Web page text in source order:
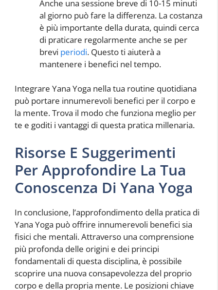
Anche una sessione breve di 10-15 minuti
al giorno può fare la differenza. La costanza
è più importante della durata, quindi cerca
di praticare regolarmente anche se per
brevi periodi. Questo ti aiuterà a
mantenere i benefici nel tempo.
Integrare Yana Yoga nella tua routine quotidiana
può portare innumerevoli benefici per il corpo e
la mente. Trova il modo che funziona meglio per
te e goditi i vantaggi di questa pratica millenaria.
Risorse E Suggerimenti
Per Approfondire La Tua
Conoscenza Di Yana Yoga
In conclusione, l’approfondimento della pratica di
Yana Yoga può offrire innumerevoli benefici sia
fisici che mentali. Attraverso una comprensione
più profonda delle origini e dei principi
fondamentali di questa disciplina, è possibile
scoprire una nuova consapevolezza del proprio
corpo e della propria mente. Le posizioni chiave